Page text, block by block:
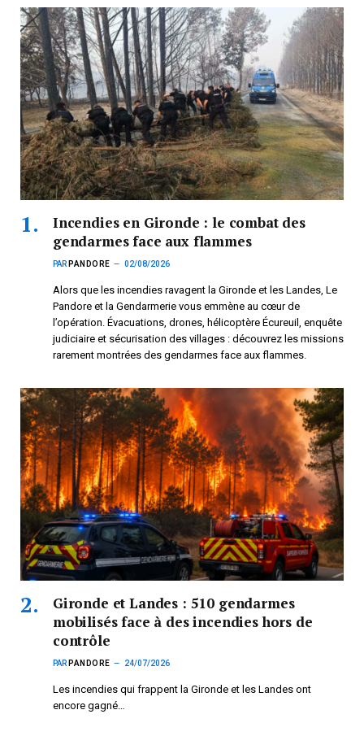
Incendies en Gironde : le combat des
gendarmes face aux flammes
PAR PANDORE 02/08/2026
Alors que les incendies ravagent la Gironde et les Landes, Le
Pandore et la Gendarmerie vous emmène au cœur de
l’opération. Évacuations, drones, hélicoptère Écureuil, enquête
judiciaire et sécurisation des villages : découvrez les missions
rarement montrées des gendarmes face aux flammes.
Gironde et Landes : 510 gendarmes
mobilisés face à des incendies hors de
contrôle
PAR PANDORE 24/07/2026
Les incendies qui frappent la Gironde et les Landes ont
encore gagné…